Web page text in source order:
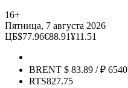
16+
Пятница, 7 августа 2026
ЦБ$77.96€88.91¥11.51
BRENT $ 83.89 / ₽ 6540
RTS827.75